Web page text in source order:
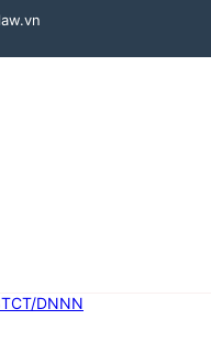
DNNN